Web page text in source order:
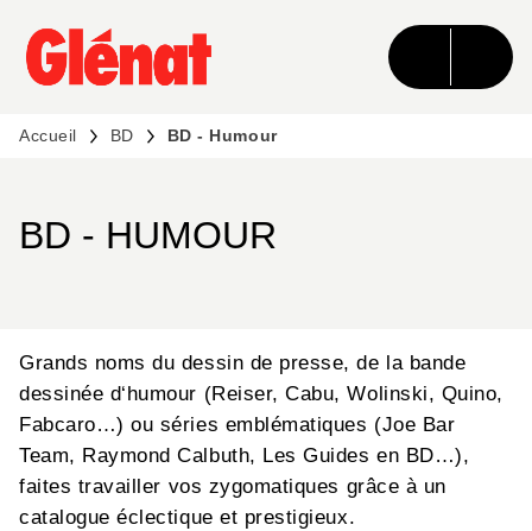
MENU RECHERCHE CONTENU
PIED DE PAGE
Accueil BD BD - Humour
BD - HUMOUR
Grands noms du dessin de presse, de la bande
dessinée d‘humour (Reiser, Cabu, Wolinski, Quino,
Fabcaro…) ou séries emblématiques (Joe Bar
Team, Raymond Calbuth, Les Guides en BD…),
faites travailler vos zygomatiques grâce à un
catalogue éclectique et prestigieux.